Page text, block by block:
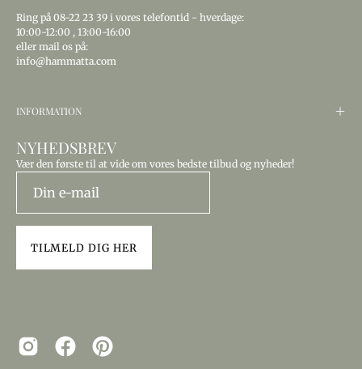
Ring på 08-22 23 39 i vores telefontid - hverdage:
10:00-12:00 , 13:00-16:00
eller mail os på:
info@hammatta.com
INFORMATION
NYHEDSBREV
Vær den første til at vide om vores bedste tilbud og nyheder!
TILMELD DIG HER